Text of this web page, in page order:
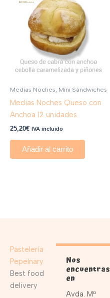
Medias Noches, Mini Sándwiches
Medias Noches Queso con
Anchoa 12 unidades
25,20€ IVA incluido
Añadir al carrito
Pastelería
Pepelnary
Best food
delivery
Nos
encuentras
en
Avda. Mª